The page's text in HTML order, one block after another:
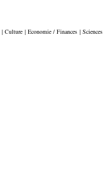
| Culture | Economie / Finances | Sciences